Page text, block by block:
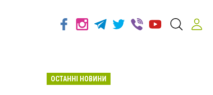
ОСТАННІ НОВИНИ